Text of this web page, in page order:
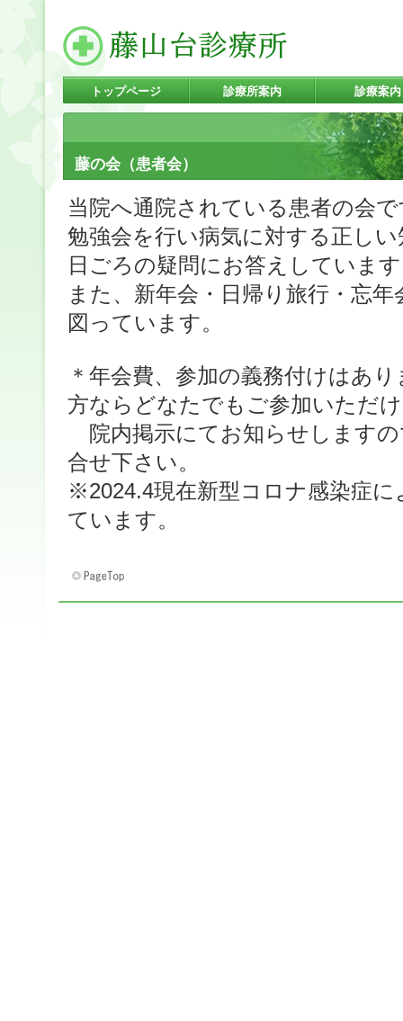
藤の会（患者会）
当院へ通院されている患者の会
勉強会を行い病気に対する正し
日ごろの疑問にお答えしていま
また、新年会・日帰り旅行・忘
図っています。
＊年会費、参加の義務付けはあ
方ならどなたでもご参加いただ
院内掲示にてお知らせします
合せ下さい。
※2024.4現在新型コロナ感染症に
ています。
トップページ 診療所案内 診療案内